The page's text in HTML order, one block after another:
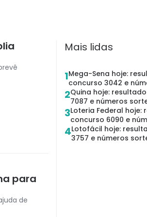
para
de
Mais lidas
1Mega-Sena hoje:
concurso 3042 e
2Quina hoje:
7087 e números
3Loteria Federal hoje:
concurso 6090 e
4Lotofácil hoje:
3757 e números